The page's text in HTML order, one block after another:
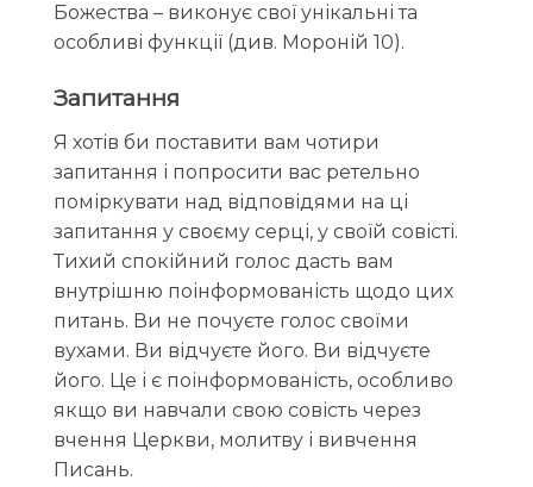
Божества – виконує свої унікальні та
особливі функції (див. Мороній 10).
Запитання
Я хотів би поставити вам чотири
запитання і попросити вас ретельно
поміркувати над відповідями на ці
запитання у своєму серці, у своїй совісті.
Тихий спокійний голос дасть вам
внутрішню поінформованість щодо цих
питань. Ви не почуєте голос своїми
вухами. Ви відчуєте його. Ви відчуєте
його. Це і є поінформованість, особливо
якщо ви навчали свою совість через
вчення Церкви, молитву і вивчення
Писань.